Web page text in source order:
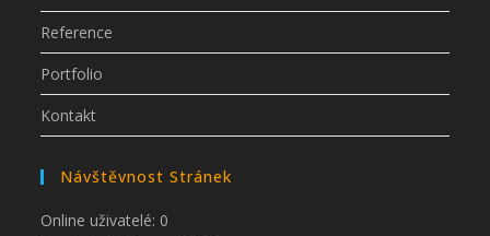
Reference
Portfolio
Kontakt
Návštěvnost Stránek
Online uživatelé: 0